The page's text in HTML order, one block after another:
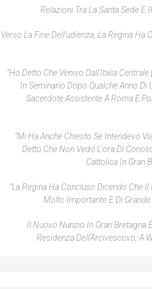
Relazioni Tra La Santa Sede E
Verso La Fine Dell'udienza, La Regina Ha
“Ho Detto Che Venivo Dall'Italia
In Seminario Dopo Qualche Anno
Sacerdote Assistente A Roma E
“Mi Ha Anche Chiesto Se Intendevo
Detto Che Non Vedo L'ora Di
Cattolica In Gran
“La Regina Ha Concluso Dicendo Che
Molto Importante E Di Grande
Il Nuovo Nunzio In Gran Bretagna
Residenza Dell'Arcivescovo, A